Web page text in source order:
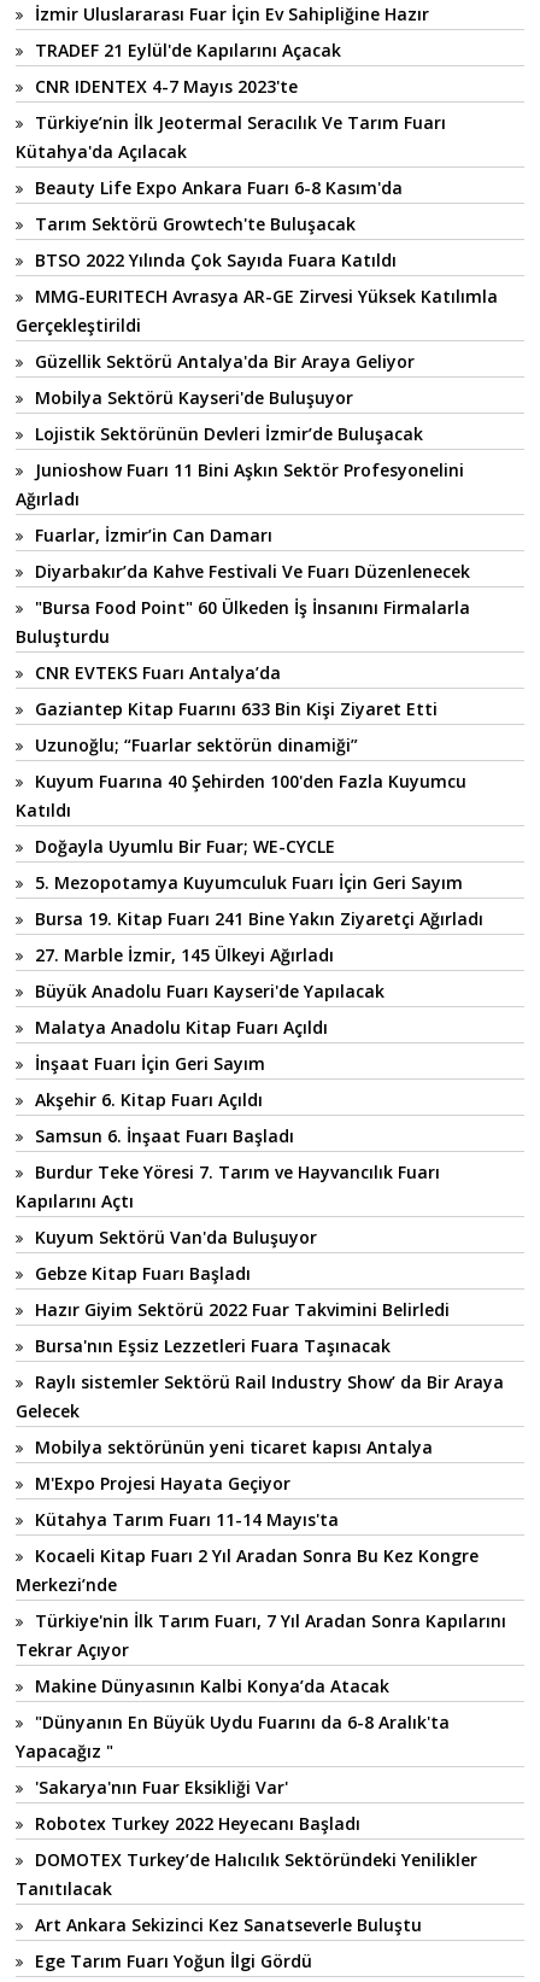
İzmir Uluslararası Fuar İçin Ev Sahipliğine Hazır
TRADEF 21 Eylül'de Kapılarını Açacak
CNR IDENTEX 4-7 Mayıs 2023'te
Türkiye’nin İlk Jeotermal Seracılık Ve Tarım Fuarı
Kütahya'da Açılacak
Beauty Life Expo Ankara Fuarı 6-8 Kasım'da
Tarım Sektörü Growtech'te Buluşacak
BTSO 2022 Yılında Çok Sayıda Fuara Katıldı
MMG-EURITECH Avrasya AR-GE Zirvesi Yüksek Katılımla
Gerçekleştirildi
Güzellik Sektörü Antalya'da Bir Araya Geliyor
Mobilya Sektörü Kayseri'de Buluşuyor
Lojistik Sektörünün Devleri İzmir’de Buluşacak
Junioshow Fuarı 11 Bini Aşkın Sektör Profesyonelini
Ağırladı
Fuarlar, İzmir’in Can Damarı
Diyarbakır’da Kahve Festivali Ve Fuarı Düzenlenecek
"Bursa Food Point" 60 Ülkeden İş İnsanını Firmalarla
Buluşturdu
CNR EVTEKS Fuarı Antalya’da
Gaziantep Kitap Fuarını 633 Bin Kişi Ziyaret Etti
Uzunoğlu; “Fuarlar sektörün dinamiği”
Kuyum Fuarına 40 Şehirden 100'den Fazla Kuyumcu
Katıldı
Doğayla Uyumlu Bir Fuar; WE-CYCLE
5. Mezopotamya Kuyumculuk Fuarı İçin Geri Sayım
Bursa 19. Kitap Fuarı 241 Bine Yakın Ziyaretçi Ağırladı
27. Marble İzmir, 145 Ülkeyi Ağırladı
Büyük Anadolu Fuarı Kayseri'de Yapılacak
Malatya Anadolu Kitap Fuarı Açıldı
İnşaat Fuarı İçin Geri Sayım
Akşehir 6. Kitap Fuarı Açıldı
Samsun 6. İnşaat Fuarı Başladı
Burdur Teke Yöresi 7. Tarım ve Hayvancılık Fuarı
Kapılarını Açtı
Kuyum Sektörü Van'da Buluşuyor
Gebze Kitap Fuarı Başladı
Hazır Giyim Sektörü 2022 Fuar Takvimini Belirledi
Bursa'nın Eşsiz Lezzetleri Fuara Taşınacak
Raylı sistemler Sektörü Rail Industry Show’ da Bir Araya
Gelecek
Mobilya sektörünün yeni ticaret kapısı Antalya
M'Expo Projesi Hayata Geçiyor
Kütahya Tarım Fuarı 11-14 Mayıs'ta
Kocaeli Kitap Fuarı 2 Yıl Aradan Sonra Bu Kez Kongre
Merkezi’nde
Türkiye'nin İlk Tarım Fuarı, 7 Yıl Aradan Sonra Kapılarını
Tekrar Açıyor
Makine Dünyasının Kalbi Konya’da Atacak
"Dünyanın En Büyük Uydu Fuarını da 6-8 Aralık'ta
Yapacağız "
'Sakarya'nın Fuar Eksikliği Var'
Robotex Turkey 2022 Heyecanı Başladı
DOMOTEX Turkey’de Halıcılık Sektöründeki Yenilikler
Tanıtılacak
Art Ankara Sekizinci Kez Sanatseverle Buluştu
Ege Tarım Fuarı Yoğun İlgi Gördü